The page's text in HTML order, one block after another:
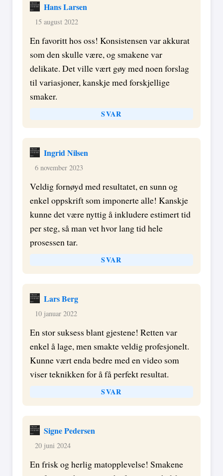
Hans Larsen
15 august 2022
En favoritt hos oss! Konsistensen var akkurat
som den skulle være, og smakene var
delikate. Det ville vært gøy med noen forslag
til variasjoner, kanskje med forskjellige
smaker.
SVAR
Ingrid Nilsen
6 november 2023
Veldig fornøyd med resultatet, en sunn og
enkel oppskrift som imponerte alle! Kanskje
kunne det være nyttig å inkludere estimert tid
per steg, så man vet hvor lang tid hele
prosessen tar.
SVAR
Lars Berg
10 januar 2022
En stor suksess blant gjestene! Retten var
enkel å lage, men smakte veldig profesjonelt.
Kunne vært enda bedre med en video som
viser teknikken for å få perfekt resultat.
SVAR
Signe Pedersen
20 juni 2024
En frisk og herlig matopplevelse! Smakene